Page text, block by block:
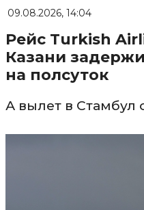
09.08.2026, 14:04
Рейс Turkish
Казани
на полсуток
А вылет в Стамбул